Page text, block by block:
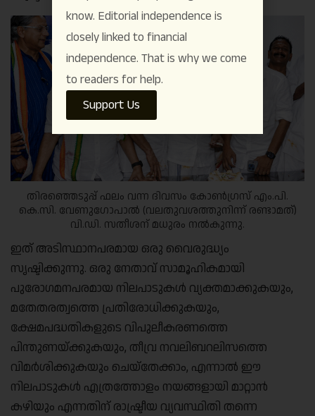
തിരഞ്ഞെടുപ്പ് ഫലം വന്ന ദിവസം കോൺഗ്രസ് എം.പി.
കെ.സി. വേണുഗോപാൽ (വലതുവശത്തുനിന്ന് രണ്ടാമത്)
വി.ഡി. സതീശന് മധുരം നൽകുന്നു.
ഇത് അടിസ്ഥാനപരമായ ഒരു വൈരുദ്ധ്യം
സൃഷ്ടിക്കുന്നു. ഒരു നേതാവ് സാമൂഹികമായി
പുരോഗമനപരമായ നിലപാടുകൾ വ്യക്തമാക്കുകയും,
മതേതരത്വത്തെ പ്രതിരോധിക്കുകയും,
ക്ഷേമപദ്ധതികളുടെ വിപുലീകരണത്തെ
പിന്തുണയ്ക്കുകയും, തീവ്ര നവലിബറലിസത്തെ
വിമർശിക്കുകയും ചെയ്തേക്കാം, എന്നാൽ ഈ
നിലപാടുകൾ എത്രത്തോളം നയങ്ങളായി മാറ്റാൻ
കഴിയും എന്നതിന് രാഷ്ട്രീയ വ്യവസ്ഥിതി തന്നെ
know. Editorial independence is
closely linked to financial
independence. That is why we come
to readers for help.
Support Us